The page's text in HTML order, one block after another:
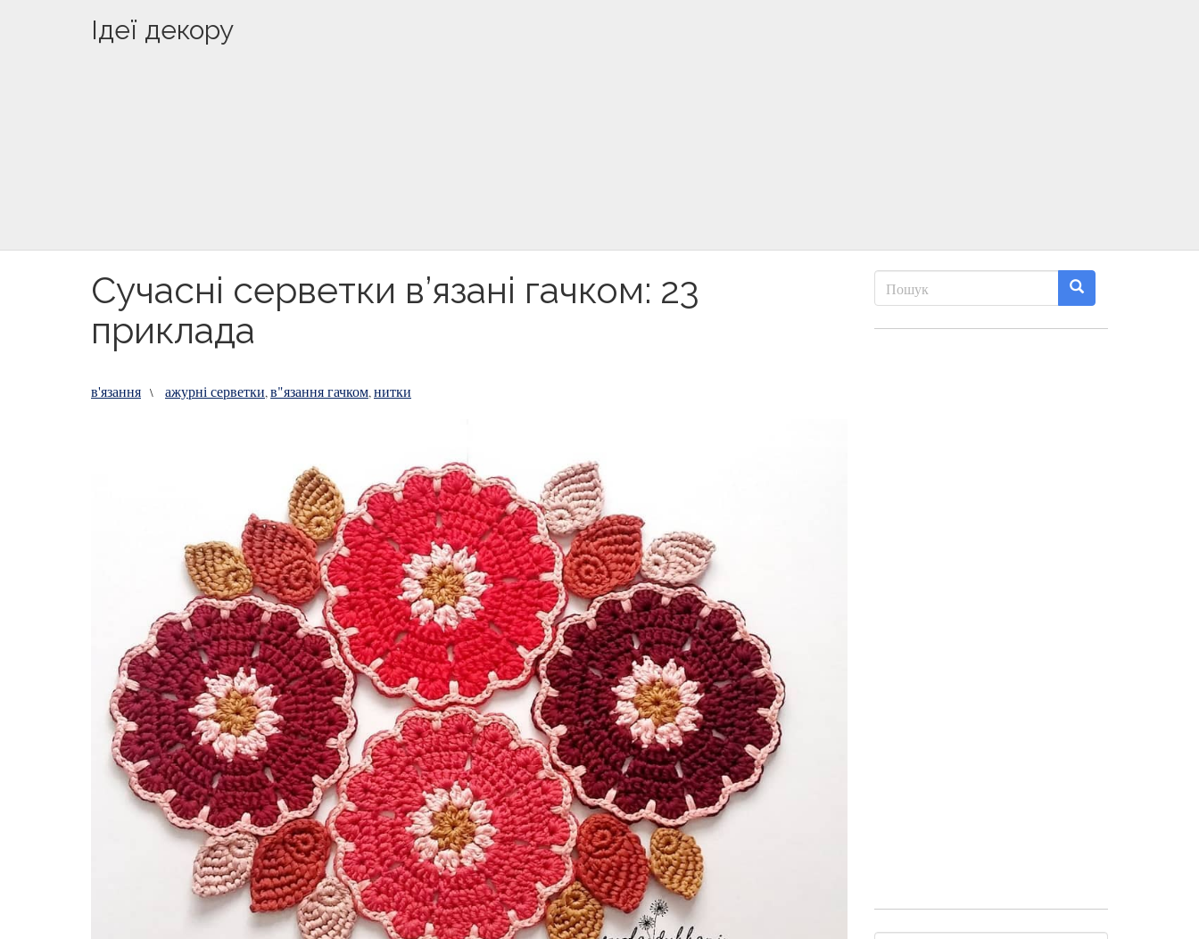
Ідеї декору
Сучасні серветки в’язані гачком: 23
приклада
в'язання \ ажурні серветки,в"язання гачком,нитки